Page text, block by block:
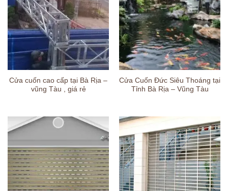
Cửa cuốn cao cấp tại Bà Rịa –
vũng Tàu , giá rẻ
Cửa Cuốn Đức Siêu Thoáng tại
Tỉnh Bà Rịa – Vũng Tàu